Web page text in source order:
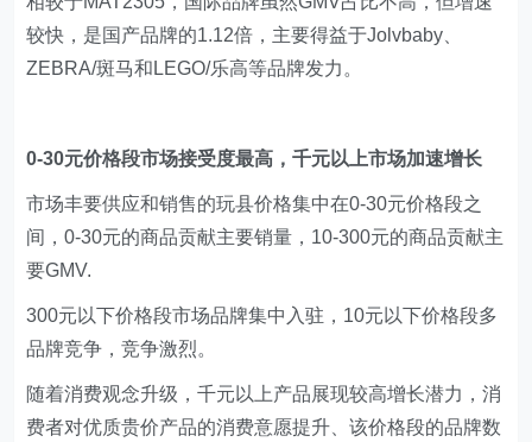
较快，是国产品牌的1.12倍，主要得益于Jolvbaby、
ZEBRA/斑马和LEGO/乐高等品牌发力。
0-30元价格段市场接受度最高，千元以上市场加速增长
市场丰要供应和销售的玩县价格集中在0-30元价格段之
间，0-30元的商品贡献主要销量，10-300元的商品贡献主
要GMV.
300元以下价格段市场品牌集中入驻，10元以下价格段多
品牌竞争，竞争激烈。
随着消费观念升级，千元以上产品展现较高增长潜力，消
费者对优质贵价产品的消费意愿提升、该价格段的品牌数